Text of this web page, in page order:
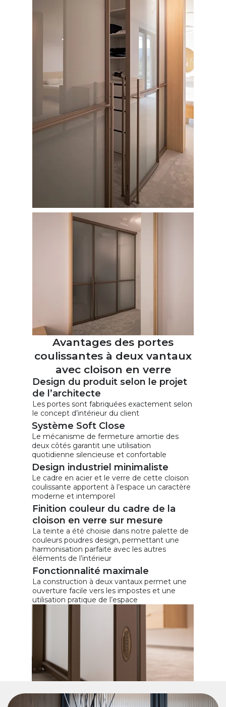
Design industriel minimaliste
Le cadre en acier et le verre de cette cloison
coulissante apportent à l’espace un caractère
moderne et intemporel
Le mécanisme de fermeture amortie des
deux côtés garantit une utilisation
quotidienne silencieuse et confortable
Système Soft Close
La teinte a été choisie dans notre palette de
couleurs poudres design, permettant une
harmonisation parfaite avec les autres
éléments de l’intérieur
Finition couleur du cadre de la
cloison en verre sur mesure
Design du produit selon le projet
de l’architecte
Les portes sont fabriquées exactement selon
le concept d’intérieur du client
Avantages des portes
coulissantes à deux vantaux
avec cloison en verre
Fonctionnalité maximale
La construction à deux vantaux permet une
ouverture facile vers les impostes et une
utilisation pratique de l’espace
Demandez un devis
Demandez un devis
Remplissez le court formulaire et nous
préparerons pour vous une estimation